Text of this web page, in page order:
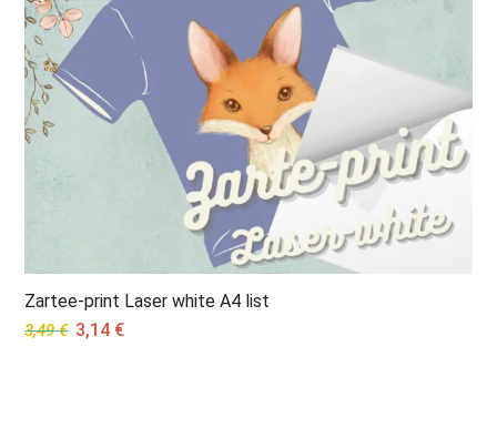
Zartee-print Laser white A4 list
3,49€ Original
3,14 €Current